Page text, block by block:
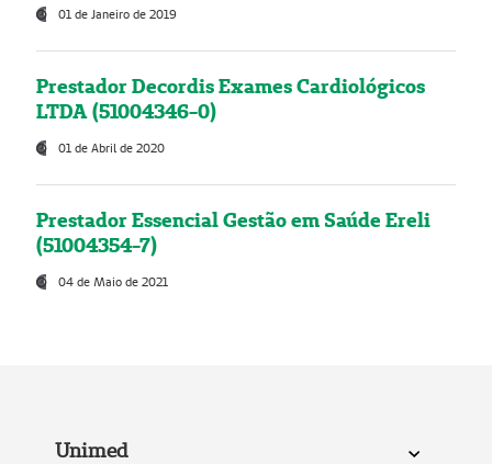
01 de Janeiro de 2019
Prestador Decordis Exames Cardiológicos
LTDA (51004346-0)
01 de Abril de 2020
Prestador Essencial Gestão em Saúde Ereli
(51004354-7)
04 de Maio de 2021
Unimed